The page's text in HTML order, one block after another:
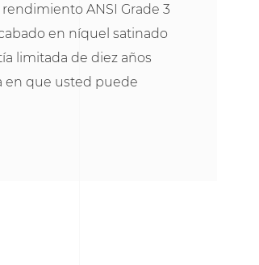
ANSI Grade 3
en níquel satinado
limitada de diez años
en que usted puede